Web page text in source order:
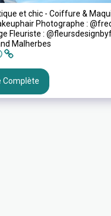
et chic - Coiffure &
Photographe :
Fleuriste :
Malherbes
Complète